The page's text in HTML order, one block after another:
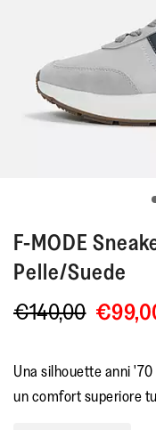
F-MODE
Pelle/Suede
€140,00
Una silhouette anni
un comfort superiore